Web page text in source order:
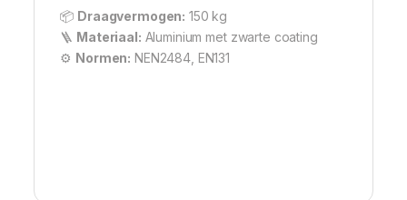
📦 Draagvermogen: 150 kg
🪜 Materiaal: Aluminium met zwarte coating
⚙️ Normen: NEN2484, EN131